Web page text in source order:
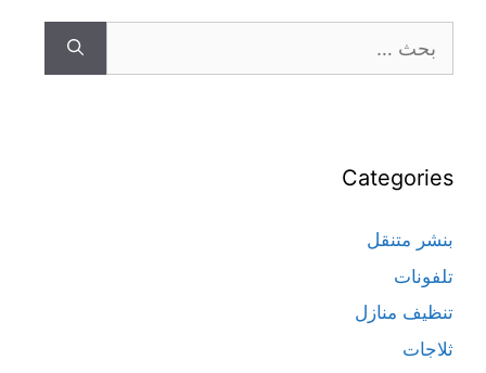
Categories
بنشر متنقل
تلفونات
تنظيف منازل
ثلاجات